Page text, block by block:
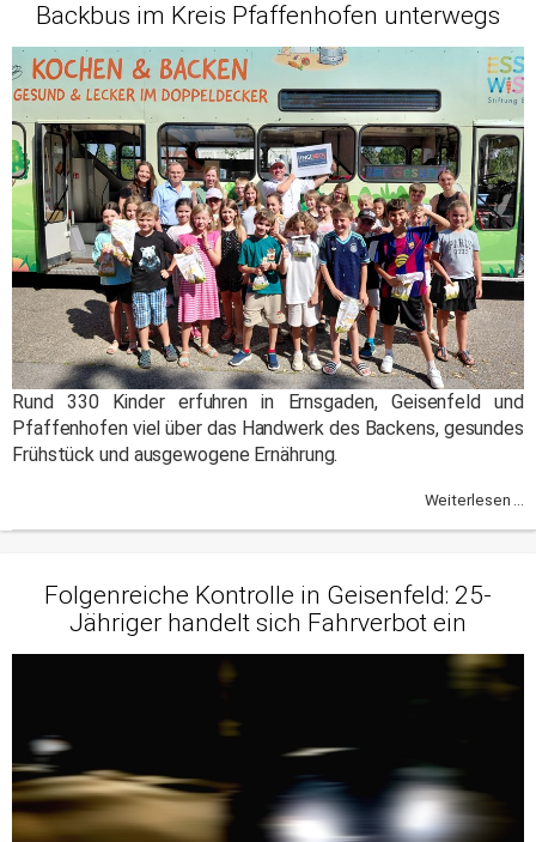
Backbus im Kreis Pfaffenhofen unterwegs
Rund 330 Kinder erfuhren in Ernsgaden, Geisenfeld und
Pfaffenhofen viel über das Handwerk des Backens, gesundes
Frühstück und ausgewogene Ernährung.
Weiterlesen ...
Folgenreiche Kontrolle in Geisenfeld: 25-
Jähriger handelt sich Fahrverbot ein